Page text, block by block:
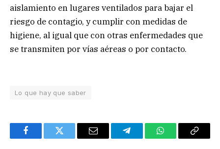
aislamiento en lugares ventilados para bajar el
riesgo de contagio, y cumplir con medidas de
higiene, al igual que con otras enfermedades que
se transmiten por vías aéreas o por contacto.
Lo que hay que saber
FacebookTwitter Email TelegramWhatsAppCopy